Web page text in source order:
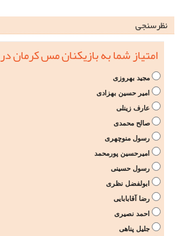
نظرسنجی
امتیاز شما به بازیکنان مس کرمان
مجید بهروزی
امیر حسین بهزادی
عارف زینلی
صالح محمدی
رسول منوچهری
امیرحسین پورمحمد
رسول حسینی
ابولفضل نظری
رضا آقابابایی
احمد نصیری
جلیل پناهی